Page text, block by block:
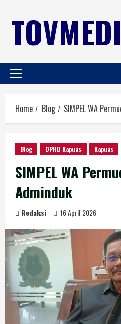
Home Blog SIMPEL WA
Blog DPRD Kapuas Kapuas
SIMPEL WA
Adminduk
Redaksi 16 April 2026